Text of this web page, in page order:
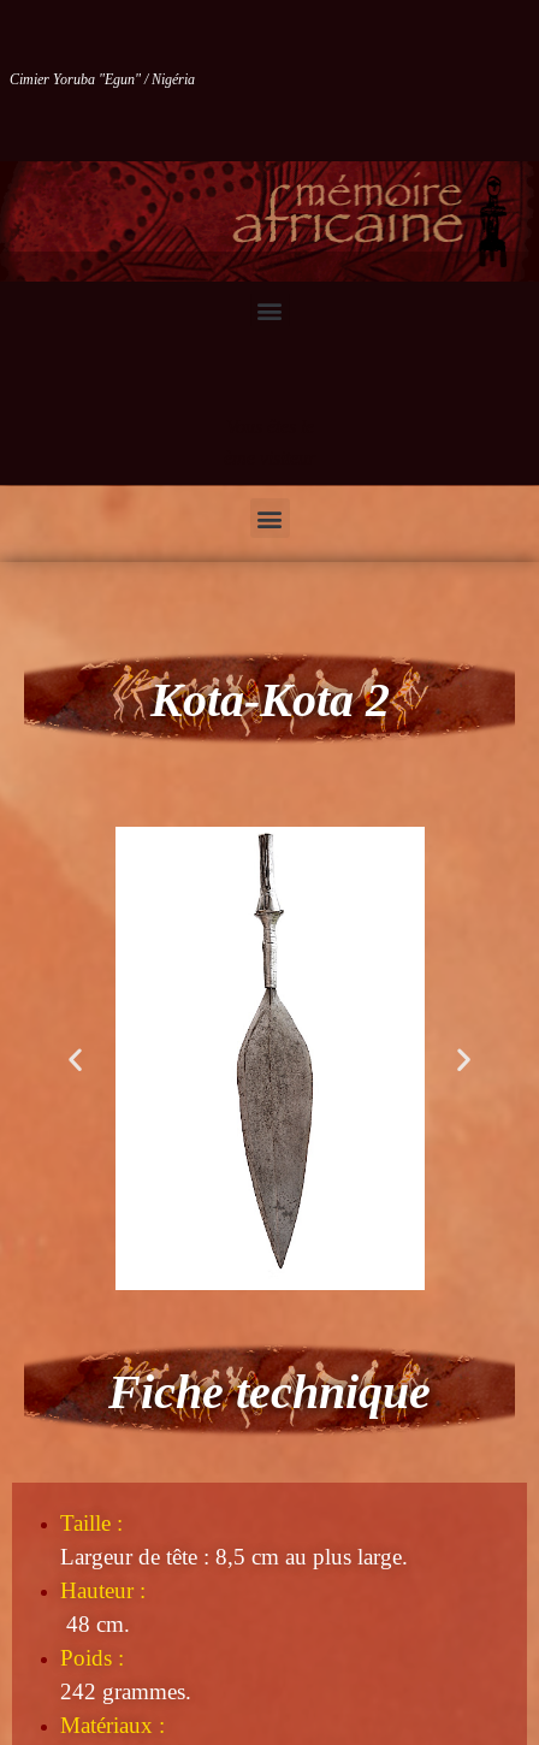
Cimier Yoruba "Egun" / Nigéria
Kota-Kota 2
Fiche technique
Taille :
Largeur de tête : 8,5 cm au plus large.
Hauteur :
48 cm.
Poids :
242 grammes.
Matériaux :